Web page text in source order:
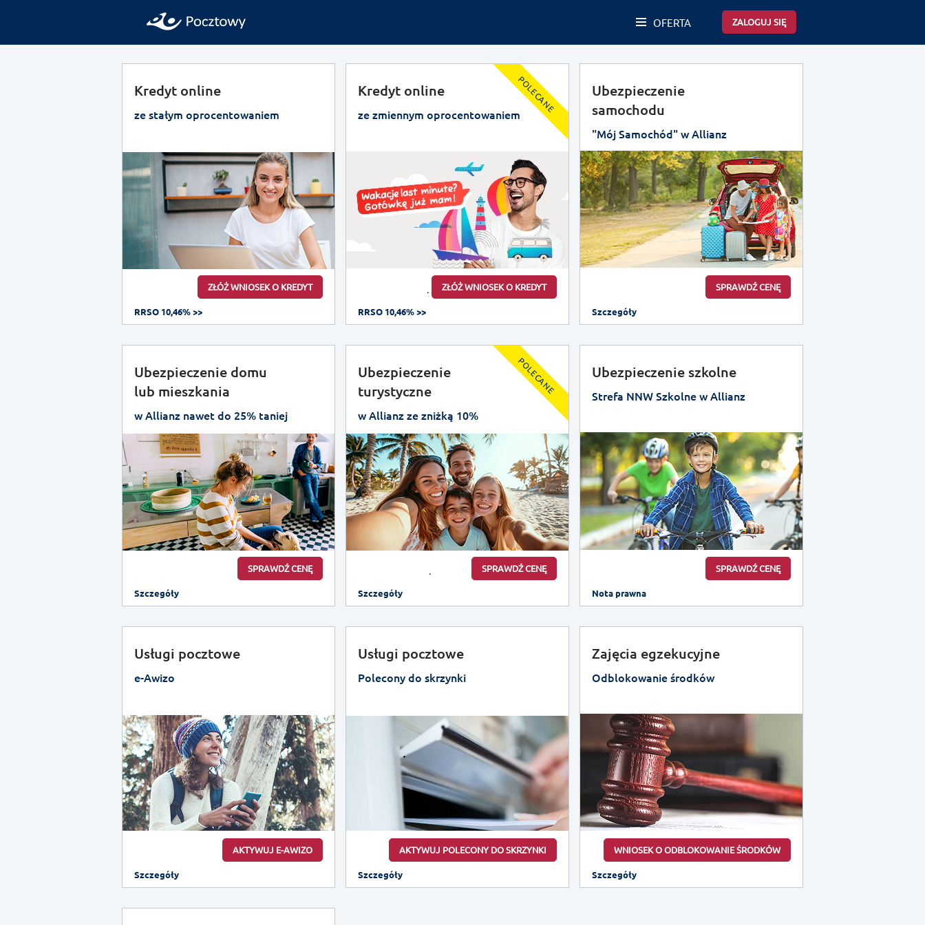
ZALOGUJ SIĘ
OFERTA
Kredyt online
ze stałym oprocentowaniem
ZŁÓŻ WNIOSEK O KREDYT
RRSO 10,46% >>
POLECANE
Kredyt online
ze zmiennym oprocentowaniem
ZŁÓŻ WNIOSEK O KREDYT
RRSO 10,46% >>
Ubezpieczenie
samochodu
"Mój Samochód" w Allianz
SPRAWDŹ CENĘ
Szczegóły
Ubezpieczenie domu
lub mieszkania
w Allianz nawet do 25% taniej
SPRAWDŹ CENĘ
Szczegóły
POLECANE
Ubezpieczenie
turystyczne
w Allianz ze zniżką 10%
SPRAWDŹ CENĘ
Szczegóły
Ubezpieczenie szkolne
Strefa NNW Szkolne w Allianz
SPRAWDŹ CENĘ
Nota prawna
Usługi pocztowe
e-Awizo
AKTYWUJ E-AWIZO
Szczegóły
Usługi pocztowe
Polecony do skrzynki
AKTYWUJ POLECONY DO SKRZYNKI
Szczegóły
Zajęcia egzekucyjne
Odblokowanie środków
WNIOSEK O ODBLOKOWANIE ŚRODKÓW
Szczegóły